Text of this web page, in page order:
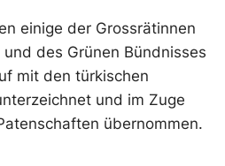
einige der Grossrätinnen
des Grünen Bündnisses
mit den türkischen
und im Zuge
übernommen.